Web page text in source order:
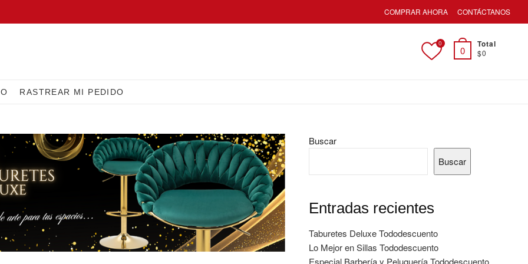
COMPRAR AHORA CONTÁCTANOS
0
0
Total
$0
RASTREAR MI PEDIDO
Buscar
Buscar
Entradas recientes
Taburetes Deluxe Tododescuento
Lo Mejor en Sillas Tododescuento
Especial Barbería y Peluquería Tododescuento